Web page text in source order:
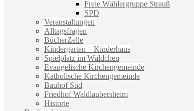
Freie Wählergruppe Strauß
SPD
Veranstaltungen
Alltagsfragen
BücherZelle
Kindergarten – Kinderhaus
Spielplatz im Wäldchen
Evangelische Kirchengemeinde
Katholische Kirchengemeinde
Bauhof Süd
Friedhof Waldlaubersheim
Historie